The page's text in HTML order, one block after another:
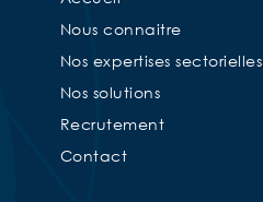
Nous connaitre
Nos expertises sectorielles
Nos solutions
Recrutement
Contact